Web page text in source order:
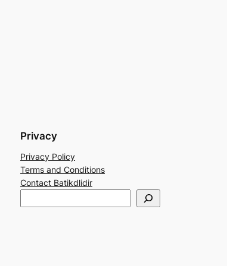
Privacy
Privacy Policy
Terms and Conditions
Contact Batikdlidir
e